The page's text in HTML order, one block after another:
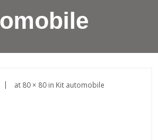
at 80 × 80 in Kit automobile